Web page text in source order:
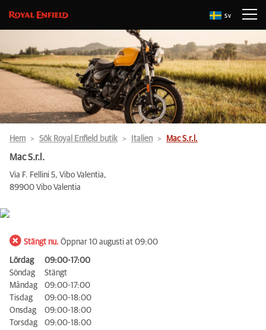
Sv
Hem Sök Royal Enfield butik Italien Mac S.r.l.
Mac S.r.l.
Via F. Fellini 5, Vibo Valentia,
89900 Vibo Valentia
Stängt nu. Öppnar 10 augusti at 09:00
Lördag
09:00-17:00
Söndag
Stängt
Måndag
09:00-17:00
Tisdag
09:00-18:00
Onsdag
09:00-18:00
Torsdag
09:00-18:00